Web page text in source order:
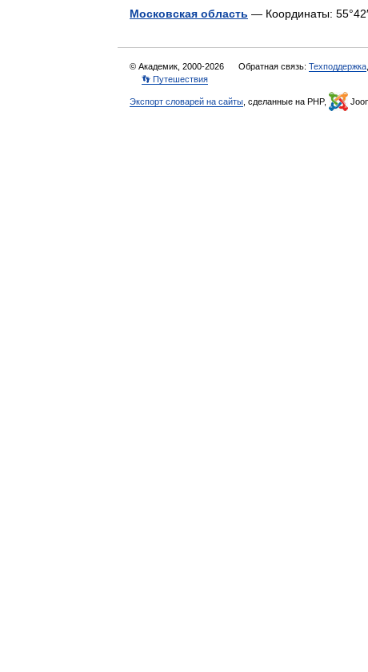
Московская область — Координаты:
© Академик, 2000-2026 Обратная связь: Техподдержка
👣 Путешествия
Экспорт словарей на сайты , сделанные на PHP,